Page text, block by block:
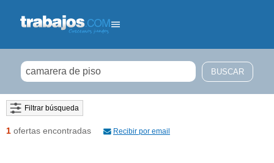
Filtrar búsqueda
1 ofertas encontradas Recibir por email